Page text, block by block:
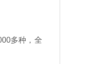
多种，全